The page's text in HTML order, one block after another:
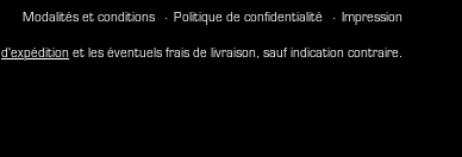
Modalités et conditions Politique de confidentialité Impression
d'expédition et les éventuels frais de livraison, sauf indication contraire.